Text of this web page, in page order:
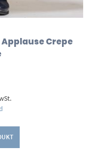
Crepe